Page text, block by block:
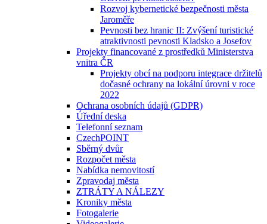
Rozvoj kybernetické bezpečnosti města
Jaroměře
Pevnosti bez hranic II: Zvýšení turistické
atraktivnosti pevnosti Kladsko a Josefov
Projekty financované z prostředků Ministerstva
vnitra ČR
Projekty obcí na podporu integrace držitelů
dočasné ochrany na lokální úrovni v roce
2022
Ochrana osobních údajů (GDPR)
Úřední deska
Telefonní seznam
CzechPOINT
Sběrný dvůr
Rozpočet města
Nabídka nemovitostí
Zpravodaj města
ZTRÁTY A NÁLEZY
Kroniky města
Fotogalerie